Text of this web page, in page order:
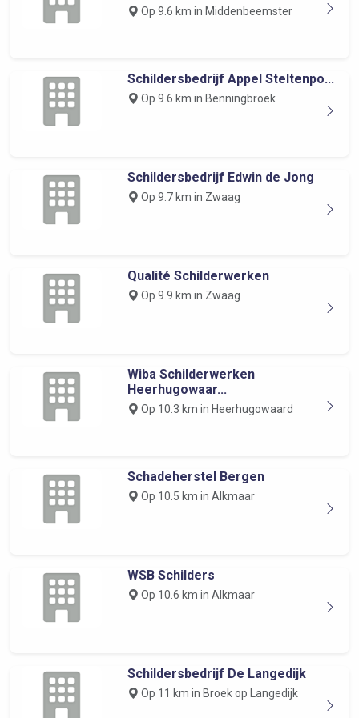
Op 9.6 km in Middenbeemster
Schildersbedrijf Appel Steltenpo...
Op 9.6 km in Benningbroek
Schildersbedrijf Edwin de Jong
Op 9.7 km in Zwaag
Qualité Schilderwerken
Op 9.9 km in Zwaag
Wiba Schilderwerken
Heerhugowaar...
Op 10.3 km in Heerhugowaard
Schadeherstel Bergen
Op 10.5 km in Alkmaar
WSB Schilders
Op 10.6 km in Alkmaar
Schildersbedrijf De Langedijk
Op 11 km in Broek op Langedijk